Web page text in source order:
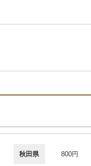
秋田県 800円